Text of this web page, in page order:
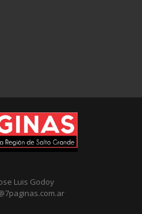
Luis Godoy